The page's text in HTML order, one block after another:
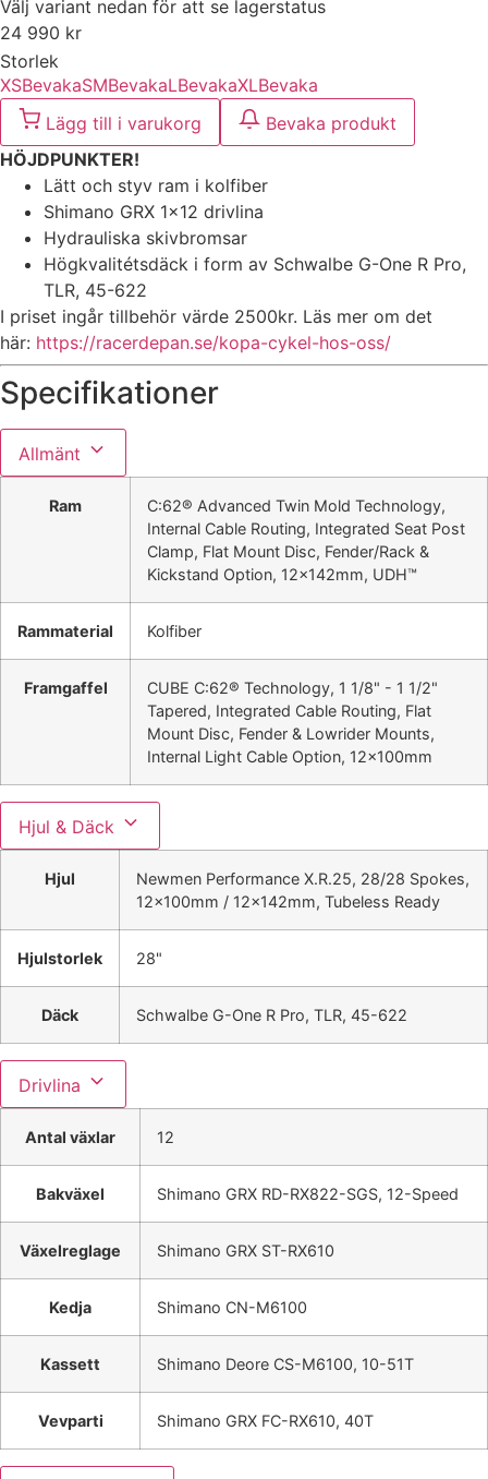
Välj variant nedan för att se lagerstatus
24 990 kr
Storlek
XSBevakaSMBevakaLBevakaXLBevaka
Lägg till i varukorg
Bevaka produkt
HÖJDPUNKTER!
Lätt och styv ram i kolfiber
Shimano GRX 1x12 drivlina
Hydrauliska skivbromsar
Högkvalitétsdäck i form av Schwalbe G-One R Pro,
TLR, 45-622
I priset ingår tillbehör värde 2500kr. Läs mer om det
här: https://racerdepan.se/kopa-cykel-hos-oss/
Specifikationer
Allmänt
Ram
C:62® Advanced Twin Mold Technology,
Internal Cable Routing, Integrated Seat Post
Clamp, Flat Mount Disc, Fender/Rack &
Kickstand Option, 12x142mm, UDH™
Rammaterial Kolfiber
Framgaffel
CUBE C:62® Technology, 1 1/8" - 1 1/2"
Tapered, Integrated Cable Routing, Flat
Mount Disc, Fender & Lowrider Mounts,
Internal Light Cable Option, 12x100mm
Hjul & Däck
Hjul
Newmen Performance X.R.25, 28/28 Spokes,
12x100mm / 12x142mm, Tubeless Ready
Hjulstorlek 28"
Däck Schwalbe G-One R Pro, TLR, 45-622
Drivlina
Antal växlar 12
Bakväxel Shimano GRX RD-RX822-SGS, 12-Speed
Växelreglage Shimano GRX ST-RX610
Kedja Shimano CN-M6100
Kassett Shimano Deore CS-M6100, 10-51T
Vevparti Shimano GRX FC-RX610, 40T